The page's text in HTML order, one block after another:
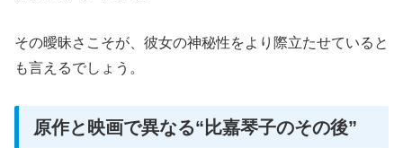
その曖昧さこそが、彼女の神秘性をより際立たせていると
も言えるでしょう。
原作と映画で異なる“比嘉琴子のその後”